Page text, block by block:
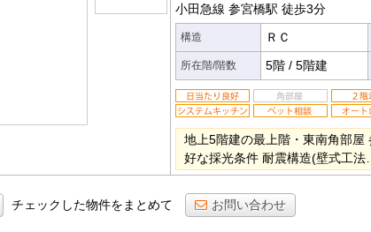
小田急線 参宮橋駅 徒歩3分
構造 ＲＣ
所在階/階数 5階 / 5階建
地上5階建の最上階・東南角部
好な採光条件 耐震構造(壁式工法…
チェックした物件をまとめて お問い合わせ